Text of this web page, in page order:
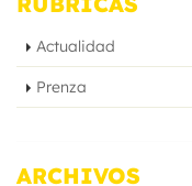
Actualidad
Prenza
ARCHIVOS